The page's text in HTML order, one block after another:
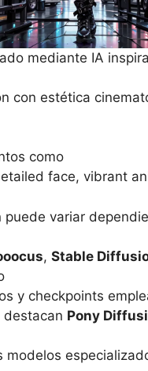
mediante IA
con estética
como
face, vibrant
variar
, Stable
y checkpoints
destacan Pony
modelos